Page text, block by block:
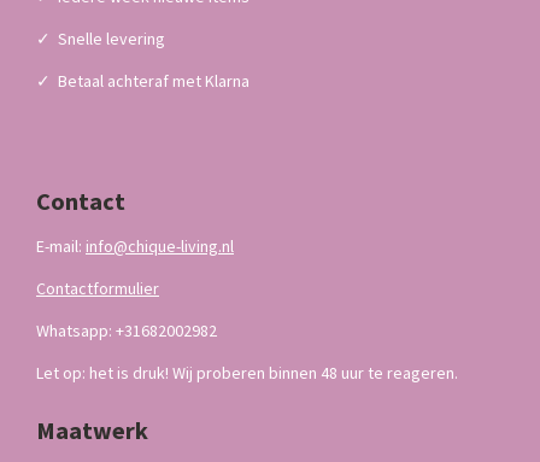
✓ Snelle levering
✓ Betaal achteraf met Klarna
Contact
E-mail: info@chique-living.nl
Contactformulier
Whatsapp: +31682002982
Let op: het is druk! Wij proberen binnen 48 uur te reageren.
Maatwerk